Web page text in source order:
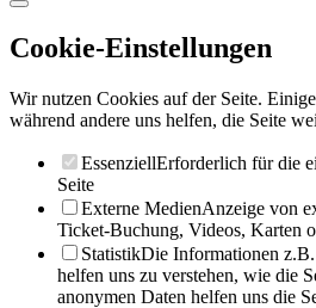
Cookie-Einstellungen
Wir nutzen Cookies auf der Seite.
während andere uns helfen, die Seite
EssenziellErforderlich für die
Seite
Externe MedienAnzeige von
Ticket-Buchung, Videos, Karten
StatistikDie Informationen
helfen uns zu verstehen, wie die
anonymen Daten helfen uns die